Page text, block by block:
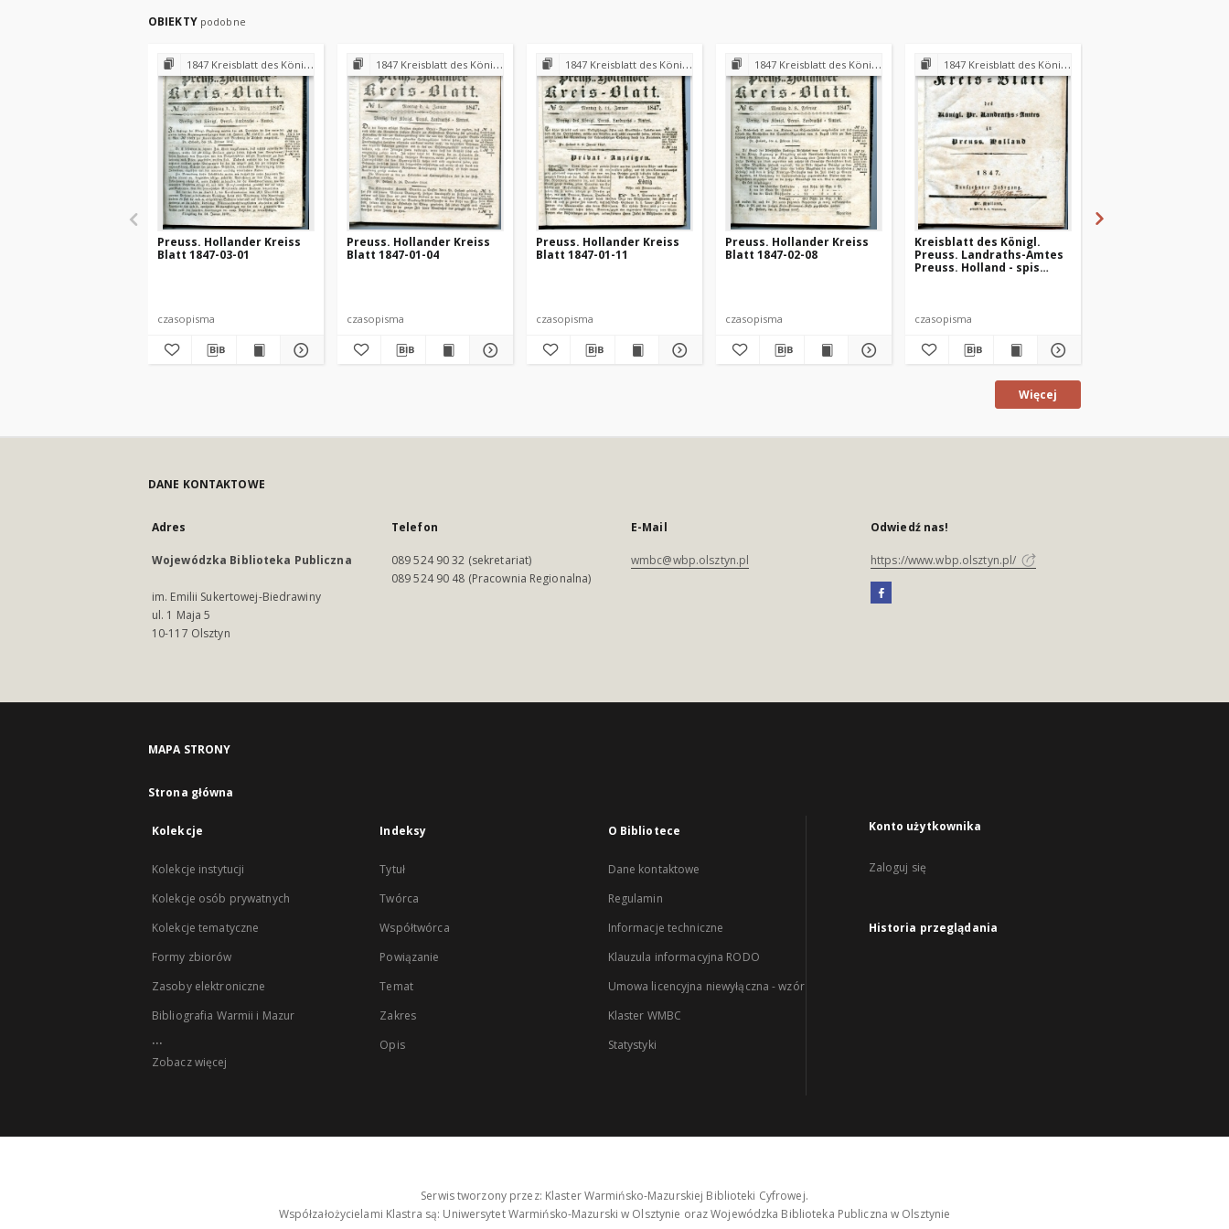
OBIEKTY podobne
1847 Kreisblatt des Königl. Preuss. Landraths-Amtes Preuss. Holland
Preuss. Hollander Kreiss
Blatt 1847-03-01
czasopisma
1847 Kreisblatt des Königl. Preuss. Landraths-Amtes Preuss. Holland
Preuss. Hollander Kreiss
Blatt 1847-01-04
czasopisma
1847 Kreisblatt des Königl. Preuss. Landraths-Amtes Preuss. Holland
Preuss. Hollander Kreiss
Blatt 1847-01-11
czasopisma
1847 Kreisblatt des Königl. Preuss. Landraths-Amtes Preuss. Holland
Preuss. Hollander Kreiss
Blatt 1847-02-08
czasopisma
1847 Kreisblatt des Königl. Preuss. Landraths-Amtes Preuss. Holland
Kreisblatt des Königl.
Preuss. Landraths-Amtes
Preuss. Holland - spis
czasopisma
Więcej
DANE KONTAKTOWE
Adres
Wojewódzka Biblioteka Publiczna
im. Emilii Sukertowej-Biedrawiny
ul. 1 Maja 5
10-117 Olsztyn
Telefon
089 524 90 32 (sekretariat)
089 524 90 48 (Pracownia Regionalna)
E-Mail
wmbc@wbp.olsztyn.pl
Odwiedź nas!
https://www.wbp.olsztyn.pl/
MAPA STRONY
Strona główna
Kolekcje
Kolekcje instytucji
Kolekcje osób prywatnych
Kolekcje tematyczne
Formy zbiorów
Zasoby elektroniczne
Bibliografia Warmii i Mazur
...
Zobacz więcej
Indeksy
Tytuł
Twórca
Współtwórca
Powiązanie
Temat
Zakres
Opis
O Bibliotece
Dane kontaktowe
Regulamin
Informacje techniczne
Klauzula informacyjna RODO
Umowa licencyjna niewyłączna - wzór
Klaster WMBC
Statystyki
Konto użytkownika
Zaloguj się
Historia przeglądania
Serwis tworzony przez: Klaster Warmińsko-Mazurskiej Biblioteki Cyfrowej.
Współzałożycielami Klastra są: Uniwersytet Warmińsko-Mazurski w Olsztynie oraz Wojewódzka Biblioteka Publiczna w Olsztynie